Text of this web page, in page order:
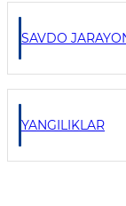
SAVDO
YANGILIKLAR